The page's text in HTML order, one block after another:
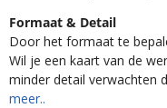
Formaat & Detail
Door het formaat te
Wil je een kaart van de
minder detail verwachten
meer..